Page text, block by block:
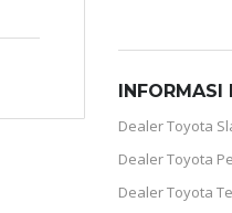
INFORMASI
Dealer Toyota
Dealer Toyota
Dealer Toyota